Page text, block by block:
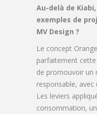
Au-delà de
exemples de
MV Design ?
Le concept
parfaitement
de promouvoir un
responsable, avec
Les leviers
consommation,